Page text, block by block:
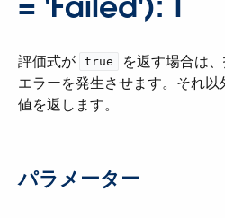
評価式が ​ true
を返す場合は
エラーを発生させます。それ
値を返します。
パラメーター